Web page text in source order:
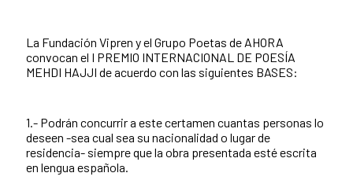
La Fundación Vipren y el Grupo Poetas de AHORA
convocan el I PREMIO INTERNACIONAL DE POESÍA
MEHDI HAJJI de acuerdo con las siguientes BASES:
1.- Podrán concurrir a este certamen cuantas personas lo
deseen -sea cual sea su nacionalidad o lugar de
residencia- siempre que la obra presentada esté escrita
en lengua española.